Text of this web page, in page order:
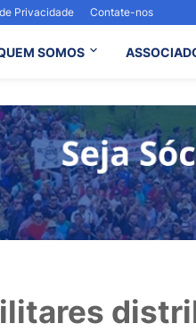
Privacidade Contate-nos
SOMOS